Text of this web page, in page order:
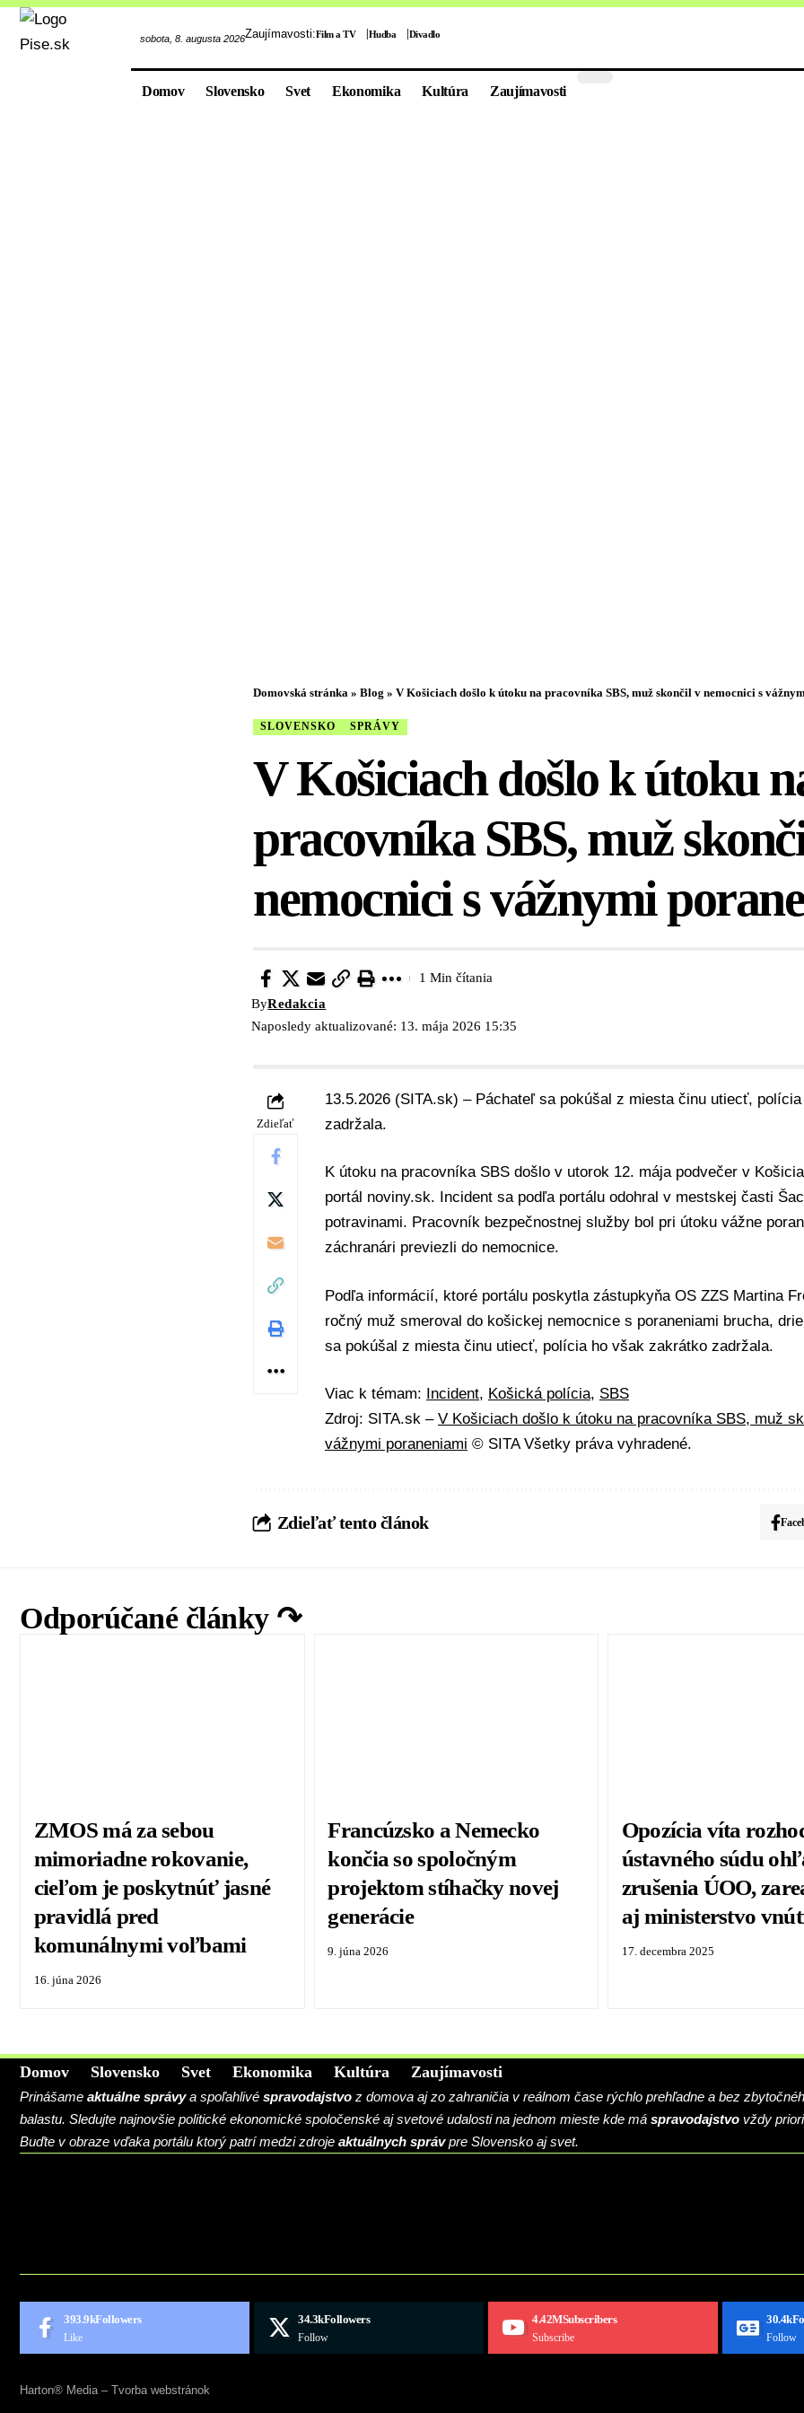
sobota, 8. augusta 2026Zaujímavosti:Film a TV Hudba Divadlo
Domov Slovensko Svet Ekonomika Kultúra Zaujímavosti
Domovská stránka » Blog » V Košiciach došlo k útoku na pracovníka SBS, muž skončil v nemocnici s
SLOVENSKO SPRÁVY
V Košiciach došlo k útoku
pracovníka SBS, muž
nemocnici s vážnymi
Naposledy aktualizované: 13. mája 2026 15:35
ByRedakcia
1 Min čítania
Zdieľať
13.5.2026 (SITA.sk) – Páchateľ sa pokúšal z miesta činu utiecť,
zadržala.
K útoku na pracovníka SBS došlo v utorok 12. mája podvečer v
portál noviny.sk. Incident sa podľa portálu odohral v mestskej časti
potravinami. Pracovník bezpečnostnej služby bol pri útoku vážne
záchranári previezli do nemocnice.
Podľa informácií, ktoré portálu poskytla zástupkyňa OS ZZS Martina
ročný muž smeroval do košickej nemocnice s poraneniami brucha,
sa pokúšal z miesta činu utiecť, polícia ho však zakrátko zadržala.
Viac k témam: Incident, Košická polícia, SBS
Zdroj: SITA.sk – V Košiciach došlo k útoku na pracovníka SBS, muž
vážnymi poraneniami © SITA Všetky práva vyhradené.
Zdieľať tento článok
Odporúčané články ↷
ZMOS má za sebou
mimoriadne rokovanie,
cieľom je poskytnúť jasné
pravidlá pred
komunálnymi voľbami
16. júna 2026
Francúzsko a Nemecko
končia so spoločným
projektom stíhačky novej
generácie
9. júna 2026
Opozícia víta
ústavného súdu
zrušenia ÚOO,
aj ministerstvo
17. decembra 2025
Domov Slovensko Svet Ekonomika Kultúra Zaujímavosti
Prinášame aktuálne správya spoľahlivé spravodajstvo z domova aj zo zahraničia v reálnom čase rýchlo prehľadne a bez
balastu. Sledujte najnovšie politické ekonomické spoločenské aj svetové udalosti na jednom mieste kde má spravodajstvo vždy
Buďte v obraze vďaka portálu ktorý patrí medzi zdroje aktuálnych správpre Slovensko aj svet.
393.9kFollowers
Like
34.3kFollowers
Follow
4.42MSubscribers
Subscribe
30.4k
Follow
Harton® Media – Tvorba webstránok